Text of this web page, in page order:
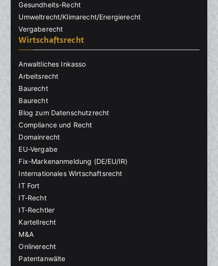
Gesundheits-Recht
Umweltrecht/Klimarecht/Energierecht
Vergaberecht
Wirtschaftsrecht
Anwaltliches Inkasso
Arbeitsrecht
Baurecht
Baurecht
Blog zum Datenschutzrecht
Compliance und Recht
Domainrecht
EU-Vergabe
Fix-Markenanmeldung (DE/EU/IR)
Internationales Wirtschaftsrecht
IT Fort
IT-Recht
IT-Rechtler
Kartellrecht
M&A
Onlinerecht
Patentanwälte